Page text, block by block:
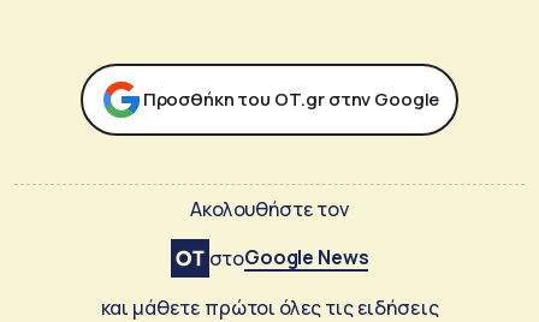
Προσθήκη του ΟΤ.gr στην Google
Ακολουθήστε τον
στοGoogle News
και μάθετε πρώτοι όλες τις ειδήσεις